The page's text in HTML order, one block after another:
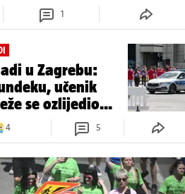
1
u Zagrebu:
učenik
se ozlijedio...
4 5